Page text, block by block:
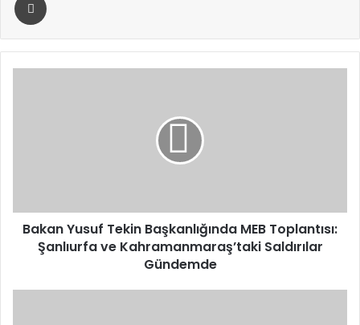
Kahramanmaraş’taki
Saldırılar
Gündemde
Bakan Yusuf Tekin Başkanlığında MEB Toplantısı:
Şanlıurfa ve Kahramanmaraş’taki Saldırılar
Gündemde